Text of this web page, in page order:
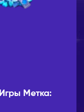
Игры Метка: